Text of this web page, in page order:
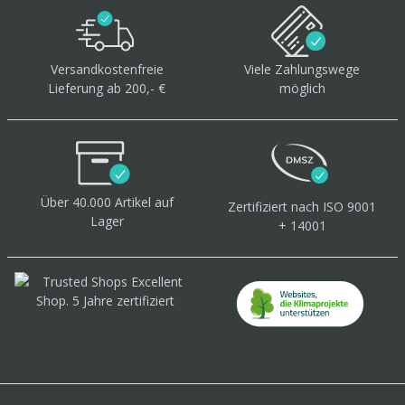
Versandkostenfreie
Lieferung ab 200,- €
Viele Zahlungswege
möglich
Über 40.000 Artikel auf
Lager
Zertifiziert nach ISO 9001
+ 14001